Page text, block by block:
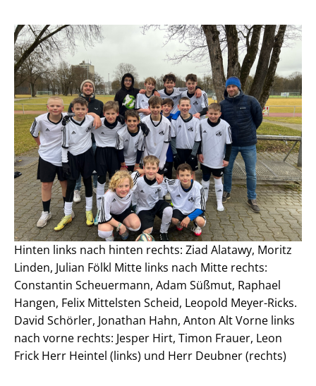
Hinten links nach hinten rechts: Ziad Alatawy, Moritz
Linden, Julian Fölkl Mitte links nach Mitte rechts:
Constantin Scheuermann, Adam Süßmut, Raphael
Hangen, Felix Mittelsten Scheid, Leopold Meyer-Ricks.
David Schörler, Jonathan Hahn, Anton Alt Vorne links
nach vorne rechts: Jesper Hirt, Timon Frauer, Leon
Frick Herr Heintel (links) und Herr Deubner (rechts)